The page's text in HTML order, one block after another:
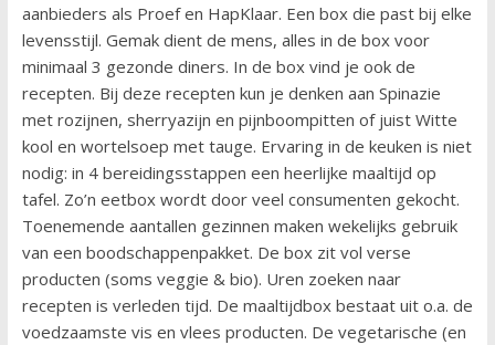
aanbieders als Proef en HapKlaar. Een box die past bij elke
levensstijl. Gemak dient de mens, alles in de box voor
minimaal 3 gezonde diners. In de box vind je ook de
recepten. Bij deze recepten kun je denken aan Spinazie
met rozijnen, sherryazijn en pijnboompitten of juist Witte
kool en wortelsoep met tauge. Ervaring in de keuken is niet
nodig: in 4 bereidingsstappen een heerlijke maaltijd op
tafel. Zo’n eetbox wordt door veel consumenten gekocht.
Toenemende aantallen gezinnen maken wekelijks gebruik
van een boodschappenpakket. De box zit vol verse
producten (soms veggie & bio). Uren zoeken naar
recepten is verleden tijd. De maaltijdbox bestaat uit o.a. de
voedzaamste vis en vlees producten. De vegetarische (en